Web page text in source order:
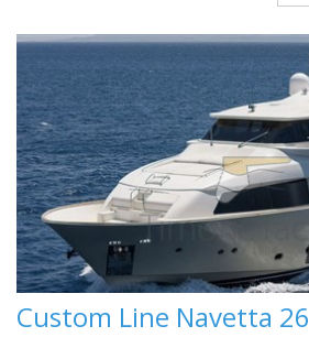
Custom Line Navetta 26